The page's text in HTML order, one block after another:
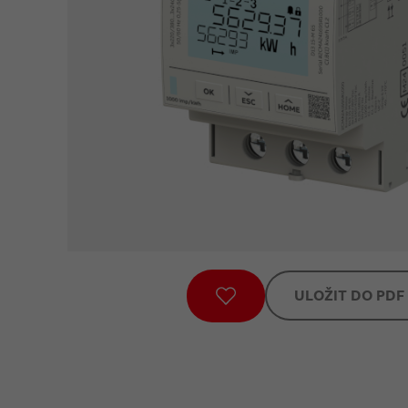
ULOŽIT DO PDF